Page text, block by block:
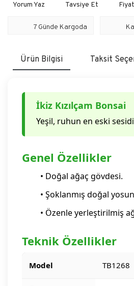
Yorum Yaz Tavsiye Et
7 Günde Kargoda
Ürün Bilgisi Taksit
İkiz Kızılçam Bonsai
Yeşil, ruhun en eski
Genel Özellikler
• Doğal ağaç gövdesi.
• Şoklanmış doğal
• Özenle yerleştirilmiş
Teknik Özellikler
Model TB1268